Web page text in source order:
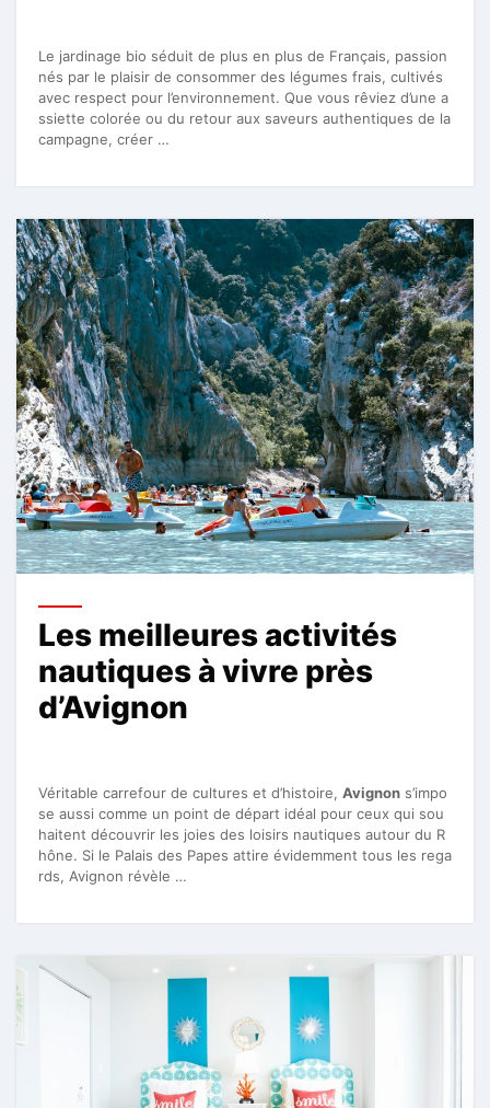
Le jardinage bio séduit de plus en plus de Français, passion
nés par le plaisir de consommer des légumes frais, cultivés
avec respect pour l’environnement. Que vous rêviez d’une a
ssiette colorée ou du retour aux saveurs authentiques de la
campagne, créer …
Les meilleures activités
nautiques à vivre près
d’Avignon
Véritable carrefour de cultures et d’histoire, Avignon s’impo
se aussi comme un point de départ idéal pour ceux qui sou
haitent découvrir les joies des loisirs nautiques autour du R
hône. Si le Palais des Papes attire évidemment tous les rega
rds, Avignon révèle …